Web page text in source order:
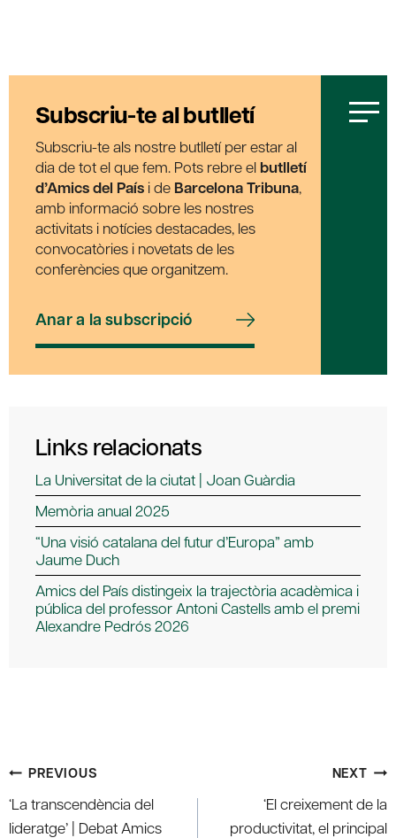
Subscriu-te al butlletí
Subscriu-te als nostre butlletí per estar al
dia de tot el que fem. Pots rebre el butlletí
d’Amics del País i de Barcelona Tribuna,
amb informació sobre les nostres
activitats i notícies destacades, les
convocatòries i novetats de les
conferències que organitzem.
Anar a la subscripció
Links relacionats
La Universitat de la ciutat | Joan Guàrdia
Memòria anual 2025
“Una visió catalana del futur d’Europa” amb
Jaume Duch
Amics del País distingeix la trajectòria acadèmica i
pública del professor Antoni Castells amb el premi
Alexandre Pedrós 2026
Post
navigation
PREVIOUS
‘La transcendència del
lideratge’ | Debat Amics
NEXT
‘El creixement de la
productivitat, el principal